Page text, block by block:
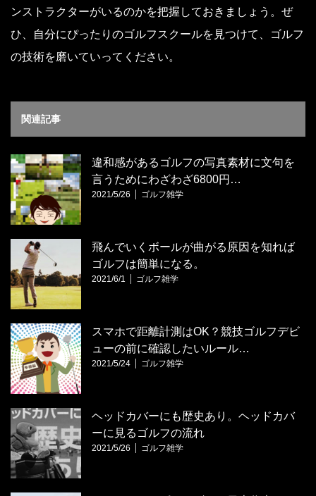
ンストラクターがいるのかを把握しておきましょう。ぜ
ひ、自分にぴったりのゴルフスクールを見つけて、ゴルフ
の技術を磨いていってください。
関連記事
違和感があるゴルフの写真素材に文句を
言うためにわざわざ6800円…
2021/5/26 ゴルフ雑学
飛んでいくボールが曲がる原因を知れば
ゴルフは簡単になる。
2021/6/1 ゴルフ雑学
スマホで距離計測はOK？競技ゴルフデビ
ューの前に確認したいルール…
2021/5/24 ゴルフ雑学
ヘッドカバーにも歴史あり。ヘッドカバ
ーに見るゴルフの流れ
2021/5/26 ゴルフ雑学